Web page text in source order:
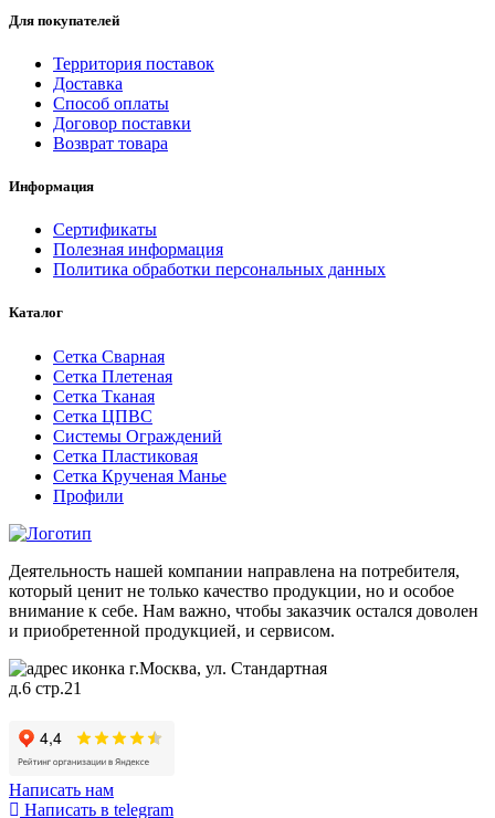
Для покупателей
Территория поставок
Доставка
Способ оплаты
Договор поставки
Возврат товара
Информация
Сертификаты
Полезная информация
Политика обработки персональных данных
Каталог
Сетка Сварная
Сетка Плетеная
Сетка Тканая
Сетка ЦПВС
Системы Ограждений
Сетка Пластиковая
Сетка Крученая Манье
Профили
Деятельность нашей компании направлена на потребителя,
который ценит не только качество продукции, но и особое
внимание к себе. Нам важно, чтобы заказчик остался доволен
и приобретенной продукцией, и сервисом.
г.Москва, ул. Стандартная
д.6 стр.21
Написать нам
Написать в telegram